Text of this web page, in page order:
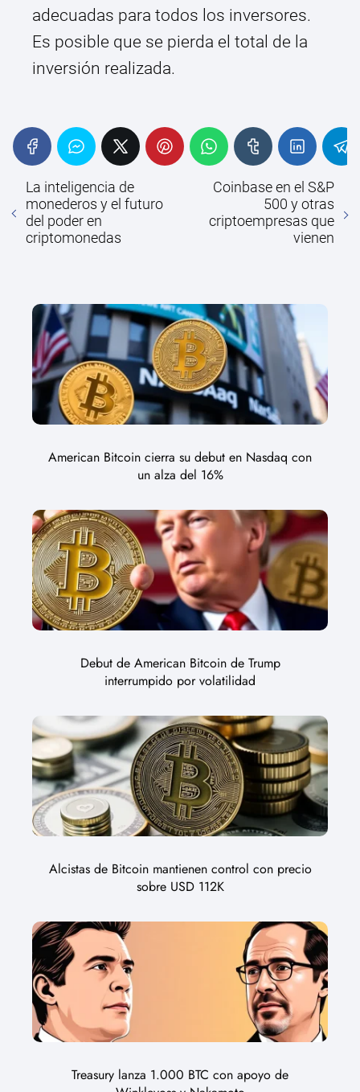
adecuadas para todos los inversores.
Es posible que se pierda el total de la
inversión realizada.
La inteligencia de
monederos y el futuro
del poder en
criptomonedas
Coinbase en el S&P
500 y otras
criptoempresas que
vienen
American Bitcoin cierra su debut en Nasdaq con
un alza del 16%
Debut de American Bitcoin de Trump
interrumpido por volatilidad
Alcistas de Bitcoin mantienen control con precio
sobre USD 112K
Treasury lanza 1.000 BTC con apoyo de